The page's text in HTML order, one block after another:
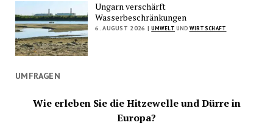
Ungarn verschärft
Wasserbeschränkungen
6. AUGUST 2026 | UMWELT UND WIRTSCHAFT
UMFRAGEN
Wie erleben Sie die Hitzewelle und Dürre in
Europa?